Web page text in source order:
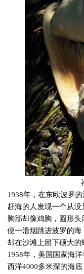
1938年，在东欧波罗
赶海的人发现一个从没
胸部却像鸡胸，圆形头
便一溜烟跳进波罗的
却在沙滩上留下硕大的
1958年，美国国家海
西洋4000多米深的海